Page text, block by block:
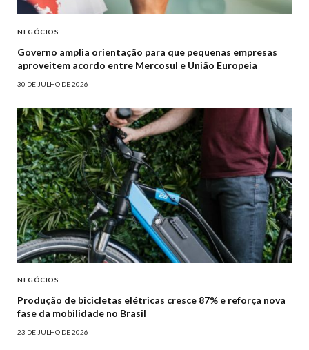
NEGÓCIOS
Governo amplia orientação para que pequenas empresas
aproveitem acordo entre Mercosul e União Europeia
30 DE JULHO DE 2026
NEGÓCIOS
Produção de bicicletas elétricas cresce 87% e reforça nova
fase da mobilidade no Brasil
23 DE JULHO DE 2026